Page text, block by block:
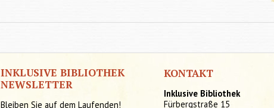
INKLUSIVE BIBLIOTHEK
NEWSLETTER
Bleiben Sie auf dem Laufenden!
KONTAKT
Inklusive Bibliothek
Fürbergstraße 15